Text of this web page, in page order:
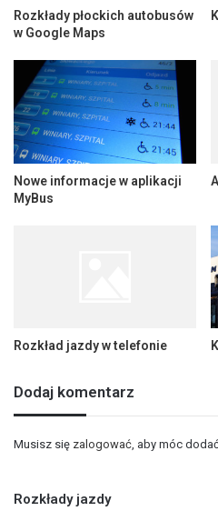
Rozkłady płockich autobusów
w Google Maps
Nowe informacje w aplikacji
MyBus
Rozkład jazdy w telefonie
Dodaj komentarz
Musisz się zalogować, aby móc
Rozkłady jazdy